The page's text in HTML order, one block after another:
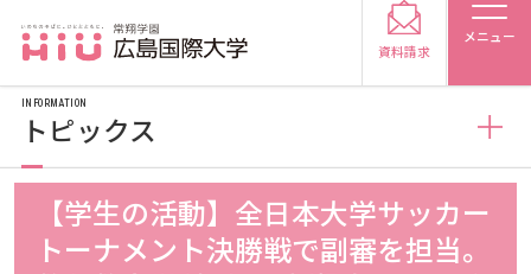
メニュー
受験生の方
資料請求
【学生の活動】全日本大学サッカー
トーナメント決勝戦で副審を担当。
INFORMATION
トピックス
お知らせ